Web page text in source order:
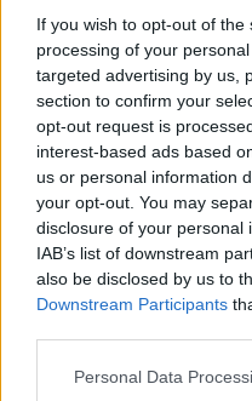
If you wish to opt-out of
processing of your
targeted advertising by us,
section to confirm your
opt-out request is
interest-based ads based
us or personal information
your opt-out. You may
disclosure of your personal
IAB’s list of downstream
also be disclosed by us to
Downstream Participants
Personal Data
φλιτζανιού καφέ με
καπουτσίνο αντί ενός
να βοηθήσει στην
“Μερικοί άνθρωποι
άδειο στομάχι μια
δικό σας, η λήψη με
συμφώνησε η Sohi.